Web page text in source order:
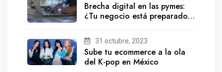
Brecha digital en las pymes:
¿Tu negocio está preparado
31 octubre, 2023
Sube tu ecommerce a la ola
del K-pop en México